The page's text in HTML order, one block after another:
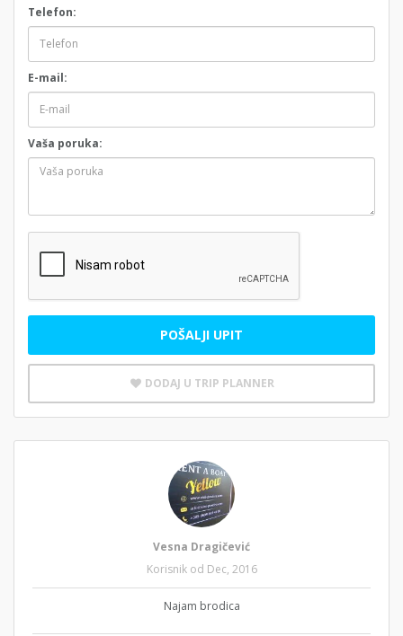
Telefon:
E-mail:
Vaša poruka:
POŠALJI UPIT
DODAJ U TRIP PLANNER
Vesna Dragičević
Korisnik od Dec, 2016
Najam brodica